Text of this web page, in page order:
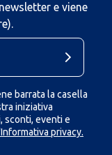
e viene
barrata la casella
iniziativa
sconti, eventi e
privacy.